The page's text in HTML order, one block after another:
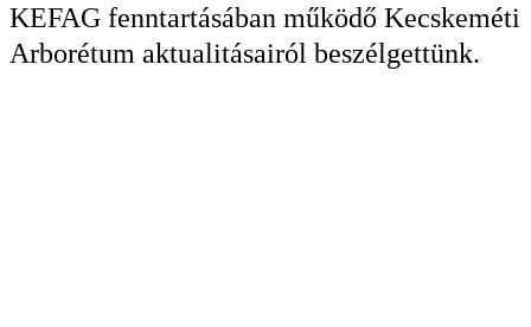
KEFAG fenntartásában működő Kecskeméti
Arborétum aktualitásairól beszélgettünk.